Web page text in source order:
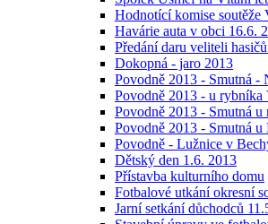
Hodnotící komise soutěže
Havárie auta v obci 16.6.
Předání daru veliteli
Dokopná - jaro 2013
Povodně 2013 - Smutná -
Povodně 2013 - u rybníka
Povodně 2013 - Smutná u
Povodně 2013 - Smutná
Povodně - Lužnice v
Dětský den 1.6. 2013
Přístavba kulturního domu
Fotbalové utkání okresní
Jarní setkání důchodců